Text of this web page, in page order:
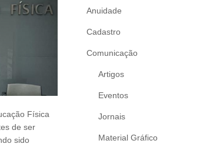
Física
de ser
sido
Anuidade
Cadastro
Comunicação
Artigos
Eventos
Jornais
Material Gráfico